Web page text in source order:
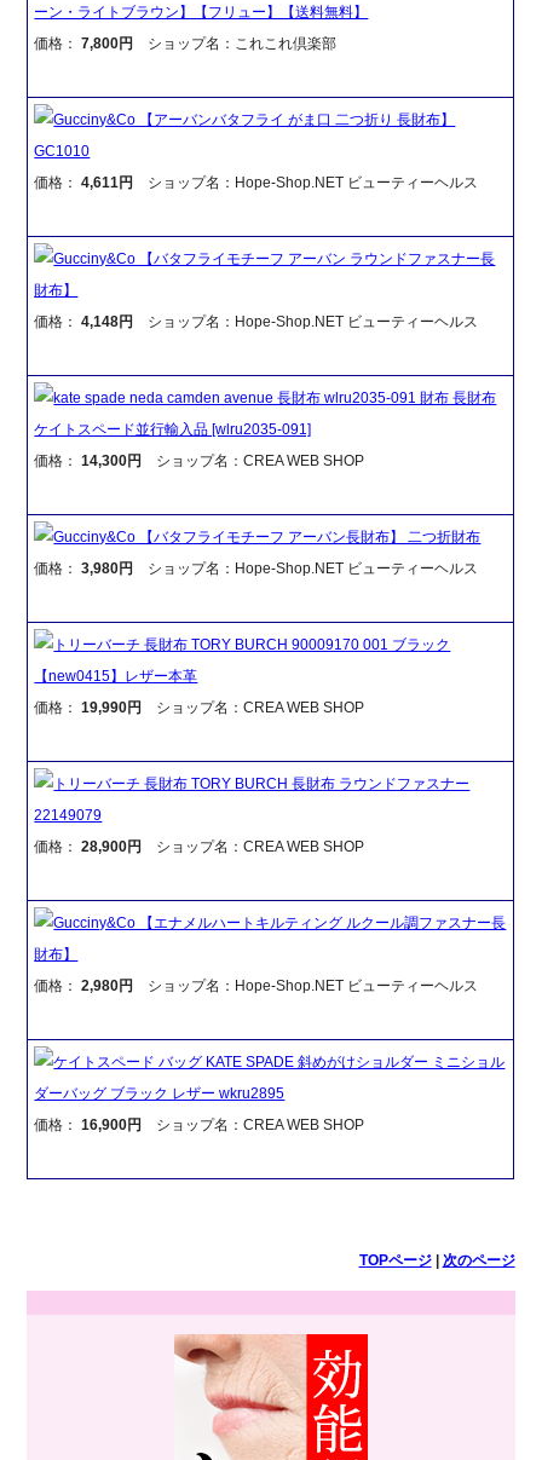
ーン・ライトブラウン】【フリュー】【送料無料】
価格：7,800円 ショップ名：これこれ倶楽部
Gucciny&Co 【アーバンバタフライ がま口 二つ折り 長財布】
GC1010
価格：4,611円 ショップ名：Hope-Shop.NET ビューティーヘルス
Gucciny&Co 【バタフライモチーフ アーバン ラウンドファスナー長
財布】
価格：4,148円 ショップ名：Hope-Shop.NET ビューティーヘルス
kate spade neda camden avenue 長財布 wlru2035-091 財布 長財布
ケイトスペード並行輸入品 [wlru2035-091]
価格：14,300円 ショップ名：CREA WEB SHOP
Gucciny&Co 【バタフライモチーフ アーバン長財布】 二つ折財布
価格：3,980円 ショップ名：Hope-Shop.NET ビューティーヘルス
トリーバーチ 長財布 TORY BURCH 90009170 001 ブラック
【new0415】レザー本革
価格：19,990円 ショップ名：CREA WEB SHOP
トリーバーチ 長財布 TORY BURCH 長財布 ラウンドファスナー
22149079
価格：28,900円 ショップ名：CREA WEB SHOP
Gucciny&Co 【エナメルハートキルティング ルクール調ファスナー長
財布】
価格：2,980円 ショップ名：Hope-Shop.NET ビューティーヘルス
ケイトスペード バッグ KATE SPADE 斜めがけショルダー ミニショル
ダーバッグ ブラック レザー wkru2895
価格：16,900円 ショップ名：CREA WEB SHOP
TOPページ| 次のページ